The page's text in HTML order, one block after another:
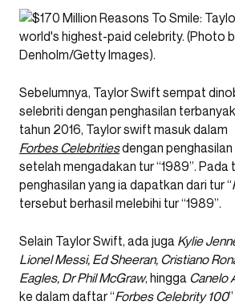
Sebelumnya, Taylor Swift sempat
selebriti dengan penghasilan
tahun 2016, Taylor swift masuk dalam
Forbes Celebritiesdengan penghasilan
setelah mengadakan tur “1989”. Pada
penghasilan yang ia dapatkan dari tur “
tersebut berhasil melebihi tur “1989”.
Selain Taylor Swift, ada juga Kylie
Lionel Messi, Ed Sheeran, Cristiano
Eagles, Dr Phil McGraw, hingga Canelo
ke dalam daftar “Forbes Celebrity 100